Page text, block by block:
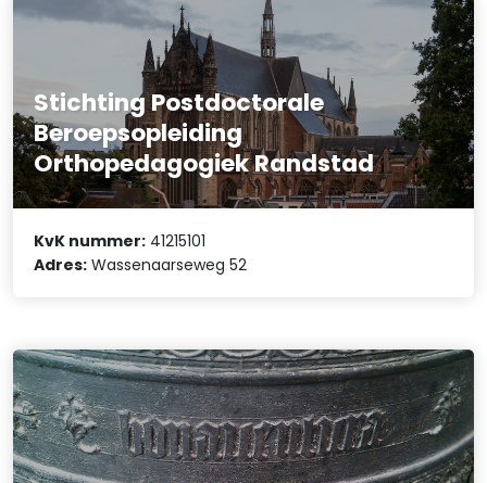
Stichting Postdoctorale
Beroepsopleiding
Orthopedagogiek Randstad
KvK nummer: 41215101
Adres: Wassenaarseweg 52